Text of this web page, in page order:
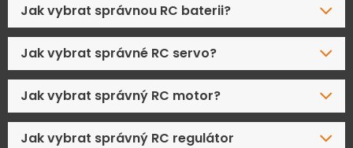
Jak vybrat správnou RC baterii?
Jak vybrat správné RC servo?
Jak vybrat správný RC motor?
Jak vybrat správný RC regulátor